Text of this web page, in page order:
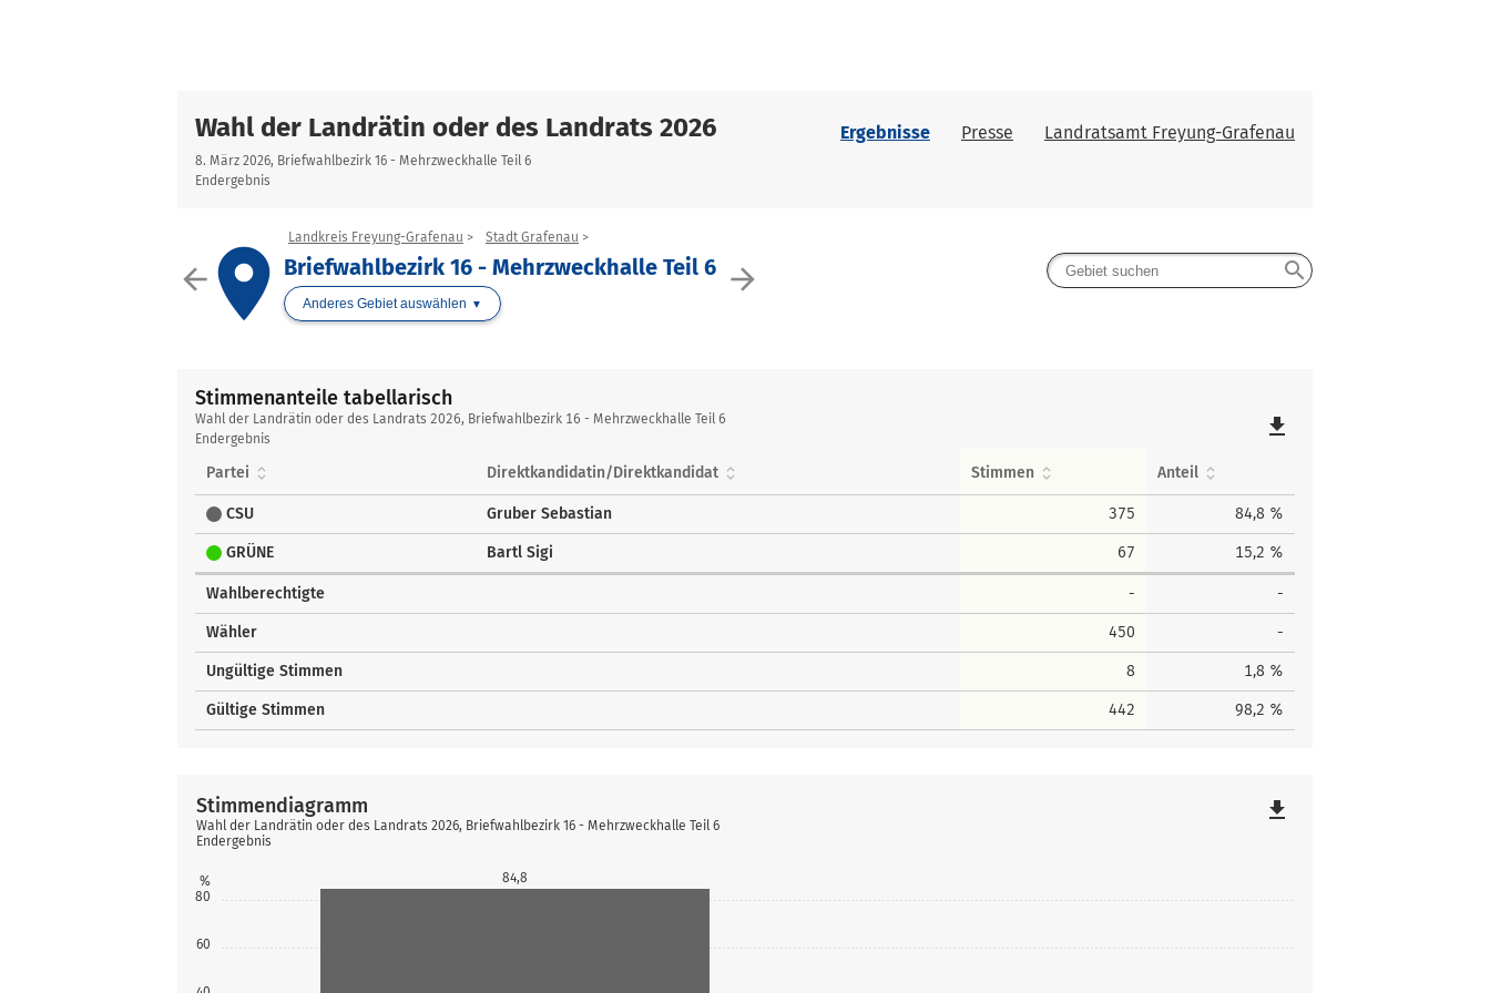
Wahl der Landrätin oder des Landrats 2026
8. März 2026, Briefwahlbezirk 16 - Mehrzweckhalle Teil 6
Endergebnis
Ergebnisse Presse Landratsamt Freyung-Grafenau
arrow_back arrow_forward
place
Landkreis Freyung-Grafenau Stadt Grafenau
Briefwahlbezirk 16 - Mehrzweckhalle Teil 6
Anderes Gebiet auswählen
search
Stimmenanteile tabellarisch
Stimmenanteile
tabellarisch
Wahl der Landrätin oder des Landrats 2026, Briefwahlbezirk 16 - Mehrzweckhalle Teil 6
Endergebnis
file_download
Partei Direktkandidatin/Direktkandidat Stimmen Anteil
CSU Gruber Sebastian 375 84,8 %
GRÜNE Bartl Sigi 67 15,2 %
Wahlberechtigte - -
Wähler 450 -
Ungültige Stimmen 8 1,8 %
Gültige Stimmen 442 98,2 %
60
80
% 84,8
Stimmendiagramm
Wahl der Landrätin oder des Landrats 2026, Briefwahlbezirk 16 - Mehrzweckhalle Teil 6
Endergebnis
file_download